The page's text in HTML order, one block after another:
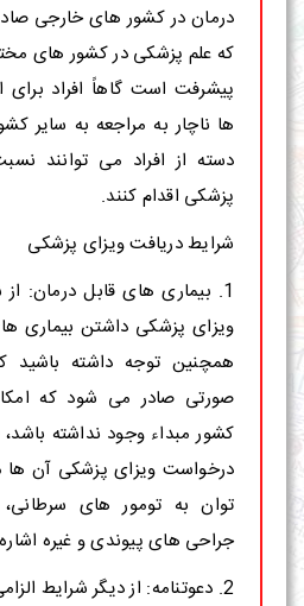
درمان در کشور های خارجی
که علم پزشکی در کشور های
پیشرفت است گاهاً افراد برای
ها ناچار به مراجعه به سایر
دسته از افراد می توانند
پزشکی اقدام کنند.
شرایط دریافت ویزای پزشکی
1. بیماری های قابل درمان:
ویزای پزشکی داشتن بیماری
همچنین توجه داشته باشید
صورتی صادر می شود که
کشور مبداء وجود نداشته باشد،
درخواست ویزای پزشکی آن
توان به تومور های
جراحی های پیوندی و غیره
2. دعوتنامه: از دیگر شرایط